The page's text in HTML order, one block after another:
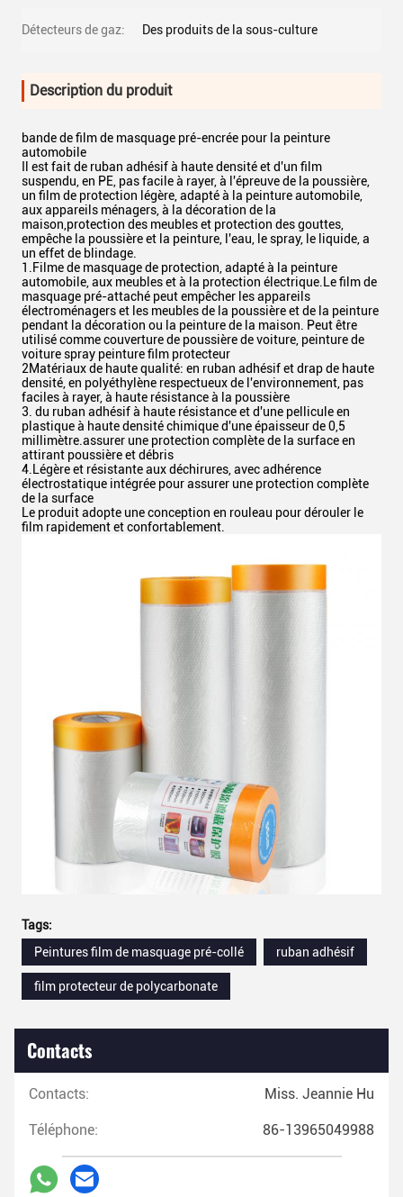
Détecteurs de gaz: Des produits de la sous-culture
Description du produit
bande de film de masquage pré-encrée pour la peinture
automobile
Il est fait de ruban adhésif à haute densité et d'un film
suspendu, en PE, pas facile à rayer, à l'épreuve de la poussière,
un film de protection légère, adapté à la peinture automobile,
aux appareils ménagers, à la décoration de la
maison,protection des meubles et protection des gouttes,
empêche la poussière et la peinture, l'eau, le spray, le liquide, a
un effet de blindage.
1.Filme de masquage de protection, adapté à la peinture
automobile, aux meubles et à la protection électrique.Le film de
masquage pré-attaché peut empêcher les appareils
électroménagers et les meubles de la poussière et de la peinture
pendant la décoration ou la peinture de la maison. Peut être
utilisé comme couverture de poussière de voiture, peinture de
voiture spray peinture film protecteur
2Matériaux de haute qualité: en ruban adhésif et drap de haute
densité, en polyéthylène respectueux de l'environnement, pas
faciles à rayer, à haute résistance à la poussière
3. du ruban adhésif à haute résistance et d'une pellicule en
plastique à haute densité chimique d'une épaisseur de 0,5
millimètre.assurer une protection complète de la surface en
attirant poussière et débris
4.Légère et résistante aux déchirures, avec adhérence
électrostatique intégrée pour assurer une protection complète
de la surface
Le produit adopte une conception en rouleau pour dérouler le
film rapidement et confortablement.
Tags:
Peintures film de masquage pré-collé
ruban adhésif
film protecteur de polycarbonate
Contacts
Contacts: Miss. Jeannie Hu
Téléphone: 86-13965049988